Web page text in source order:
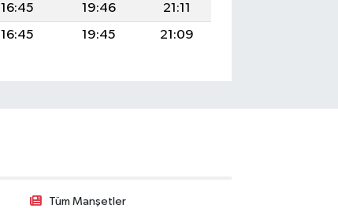
16:45 19:46
21:11
16:45 19:45 21:09
Tüm Manşetler